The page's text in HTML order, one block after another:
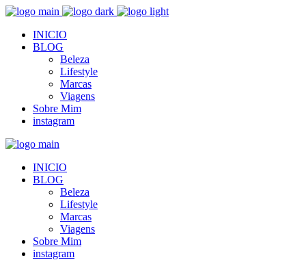
INICIO
BLOG
Beleza
Lifestyle
Marcas
Viagens
Sobre Mim
instagram
INICIO
BLOG
Beleza
Lifestyle
Marcas
Viagens
Sobre Mim
instagram